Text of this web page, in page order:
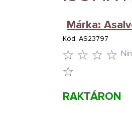
TERMÉK
Kód: AS23797
Márka:
RAKTÁRON